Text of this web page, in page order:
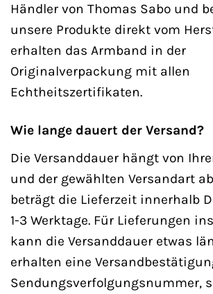
Händler von Thomas Sabo und
unsere Produkte direkt vom
erhalten das Armband in der
Originalverpackung mit allen
Echtheitszertifikaten.
Wie lange dauert der Versand?
Die Versanddauer hängt von
und der gewählten Versandart
beträgt die Lieferzeit innerhalb
1-3 Werktage. Für Lieferungen
kann die Versanddauer etwas
erhalten eine
Sendungsverfolgungsnummer,